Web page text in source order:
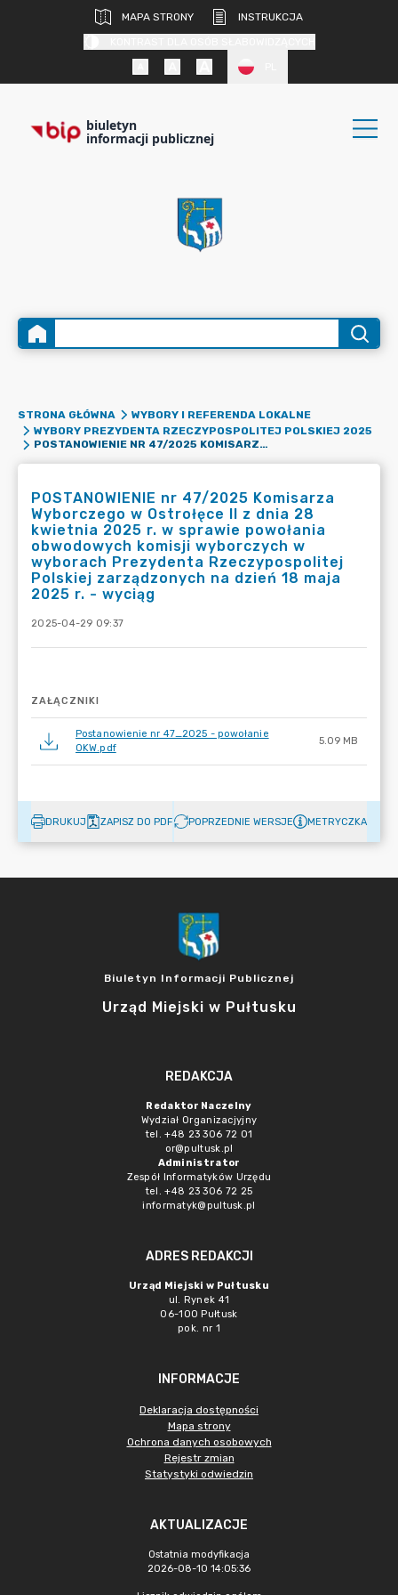
MAPA STRONY
INSTRUKCJA
biuletyn
informacji publicznej
STRONA GŁÓWNA
WYBORY I REFERENDA LOKALNE
WYBORY PREZYDENTA RZECZYPOSPOLITEJ POLSKIEJ 2025
POSTANOWIENIE NR 47/2025 KOMISARZA WYBORCZEGO W OSTROŁĘCE II Z DNIA 28 KWIETNIA 2025 R. W SPRAWIE POWOŁANIA OBWODOWYCH KOMISJI WYBORCZYCH W WYBORACH PREZYDENTA RZECZYPOSPOLITEJ POLSKIEJ ZARZĄDZONYCH NA DZIEŃ 18 MAJA 2025 R. - WYCIĄG
POSTANOWIENIE nr 47/2025 Komisarza
Wyborczego w Ostrołęce II z dnia 28
kwietnia 2025 r. w sprawie powołania
obwodowych komisji wyborczych w
wyborach Prezydenta Rzeczypospolitej
Polskiej zarządzonych na dzień 18 maja
2025 r. - wyciąg
2025-04-29 09:37
ZAŁĄCZNIKI
Postanowienie nr 47_2025 - powołanie
OKW.pdf
5.09 MB
DRUKUJ ZAPISZ DO PDF POPRZEDNIE WERSJE METRYCZKA
Biuletyn Informacji Publicznej
Urząd Miejski w Pułtusku
REDAKCJA
Redaktor Naczelny
Wydział Organizacjyjny
tel. +48 23 306 72 01
or@pultusk.pl
Administrator
Zespół Informatyków Urzędu
tel. +48 23 306 72 25
informatyk@pultusk.pl
ADRES REDAKCJI
Urząd Miejski w Pułtusku
ul. Rynek 41
06-100 Pułtusk
pok. nr 1
INFORMACJE
Deklaracja dostępności
Mapa strony
Ochrona danych osobowych
Rejestr zmian
Statystyki odwiedzin
AKTUALIZACJE
Ostatnia modyfikacja
2026-08-10 14:05:36